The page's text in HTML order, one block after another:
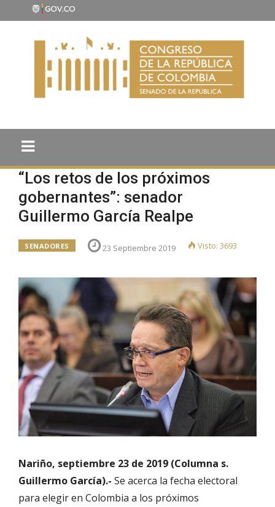
“Los retos de los próximos
gobernantes”: senador
Guillermo García Realpe
SENADORES 23 Septiembre 2019 Visto: 3693
Nariño, septiembre 23 de 2019 (Columna s.
Guillermo García).- Se acerca la fecha electoral
para elegir en Colombia a los próximos